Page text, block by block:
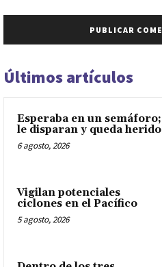
Últimos artículos
Esperaba en un semáforo;
le disparan y queda herido
6 agosto, 2026
Vigilan potenciales
ciclones en el Pacífico
5 agosto, 2026